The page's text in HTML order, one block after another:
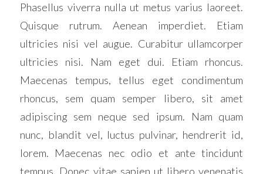
Phasellus viverra nulla ut metus varius laoreet.
Quisque rutrum. Aenean imperdiet. Etiam
ultricies nisi vel augue. Curabitur ullamcorper
ultricies nisi. Nam eget dui. Etiam rhoncus.
Maecenas tempus, tellus eget condimentum
rhoncus, sem quam semper libero, sit amet
adipiscing sem neque sed ipsum. Nam quam
nunc, blandit vel, luctus pulvinar, hendrerit id,
lorem. Maecenas nec odio et ante tincidunt
tempus. Donec vitae sapien ut libero venenatis